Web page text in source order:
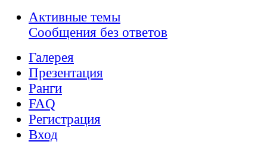
Активные темы
Сообщения без ответов
Галерея
Презентация
Ранги
FAQ
Регистрация
Вход